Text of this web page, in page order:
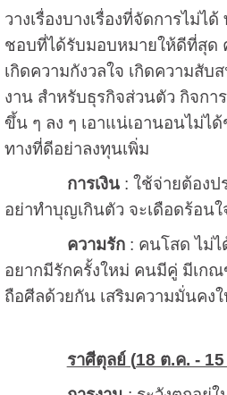
วางเรื่องบางเรื่องที่จัดการไม่ไ
ชอบที่ได้รับมอบหมายให้ดีที่สุด
เกิดความกังวลใจ เกิดความสับ
งาน สำหรับธุรกิจส่วนตัว กิจกา
ขึ้น ๆ ลง ๆ เอาแน่เอานอนไม่ไ
ทางที่ดีอย่าลงทุนเพิ่ม
การเงิน: ใช้จ่ายต้องป
อย่าทำบุญเกินตัว จะเดือดร้อนใ
ความรัก: คนโสด ไม่ไ
อยากมีรักครั้งใหม่ คนมีคู่ มีเก
ถือศีลด้วยกัน เสริมความมั่นคง
ราศีตุลย์ (18 ต.ค. -